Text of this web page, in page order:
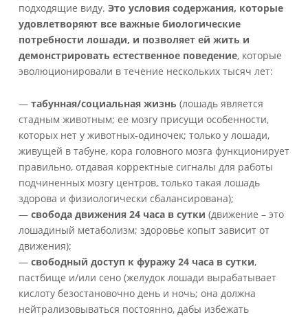
подходящие виду. Это условия содержания, которые
удовлетворяют все важные биологические
потребности лошади, и позволяет ей жить и
демонстрировать естественное поведение, которые
эволюционировали в течение нескольких тысяч лет:
— табунная/социальная жизнь (лошадь является
стадным животным; ее мозгу присущи особенности,
которых нет у животных-одиночек; только у лошади,
живущей в табуне, кора головного мозга функционирует
правильно, отдавая корректные сигналы для работы
подчиненных мозгу центров, только такая лошадь
здорова и физиологически сбалансирована);
— свобода движения 24 часа в сутки (движение – это
лошадиный метаболизм; здоровье копыт зависит от
движения);
— свободный доступ к фуражу 24 часа в сутки,
пастбище и/или сено (желудок лошади вырабатывает
кислоту безостановочно день и ночь; она должна
нейтрализовываться постоянно, дабы избежать